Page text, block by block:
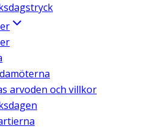
arvoden och villkor